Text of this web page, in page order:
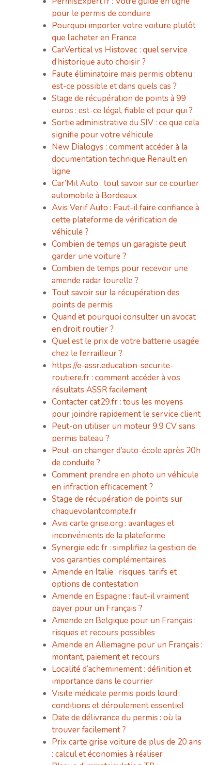
pour le permis de conduire
Pourquoi importer votre voiture plutôt
que l’acheter en France
CarVertical vs Histovec : quel service
d’historique auto choisir ?
Faute éliminatoire mais permis obtenu :
est-ce possible et dans quels cas ?
Stage de récupération de points à 99
euros : est-ce légal, fiable et pour qui ?
Sortie administrative du SIV : ce que cela
signifie pour votre véhicule
New Dialogys : comment accéder à la
documentation technique Renault en
ligne
Car’Mil Auto : tout savoir sur ce courtier
automobile à Bordeaux
Avis Verif Auto : Faut-il faire confiance à
cette plateforme de vérification de
véhicule ?
Combien de temps un garagiste peut
garder une voiture ?
Combien de temps pour recevoir une
amende radar tourelle ?
Tout savoir sur la récupération des
points de permis
Quand et pourquoi consulter un avocat
en droit routier ?
Quel est le prix de votre batterie usagée
chez le ferrailleur ?
https //e-assr.education-securite-
routiere.fr : comment accéder à vos
résultats ASSR facilement
Contacter cat29.fr : tous les moyens
pour joindre rapidement le service client
Peut-on utiliser un moteur 9.9 CV sans
permis bateau ?
Peut-on changer d’auto-école après 20h
de conduite ?
Comment prendre en photo un véhicule
en infraction efficacement ?
Stage de récupération de points sur
chaquevolantcompte.fr
Avis carte grise.org : avantages et
inconvénients de la plateforme
Synergie edc fr : simplifiez la gestion de
vos garanties complémentaires
Amende en Italie : risques, tarifs et
options de contestation
Amende en Espagne : faut-il vraiment
payer pour un Français ?
Amende en Belgique pour un Français :
risques et recours possibles
Amende en Allemagne pour un Français :
montant, paiement et recours
Localité d’acheminement : définition et
importance dans le courrier
Visite médicale permis poids lourd :
conditions et déroulement essentiel
Date de délivrance du permis : où la
trouver facilement ?
Prix carte grise voiture de plus de 20 ans
: calcul et économies à réaliser